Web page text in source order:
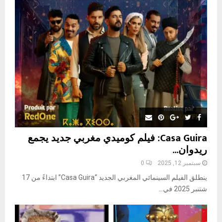
r
R
C
Casa Guira: فيلم كوميدي مغربي جديد يجمع
ريدوان...
سبتمبر 12, 2025 0
ينطلق الفيلم السينمائي المغربي الجديد “Casa Guira” ابتداءً من 17
شتنبر 2025 في...